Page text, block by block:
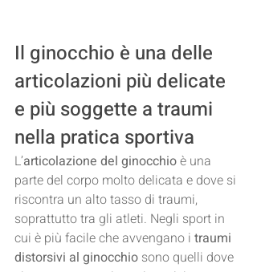
Il ginocchio è una delle
articolazioni più delicate
e più soggette a traumi
nella pratica sportiva
L’articolazione del ginocchio è una
parte del corpo molto delicata e dove si
riscontra un alto tasso di traumi,
soprattutto tra gli atleti. Negli sport in
cui è più facile che avvengano i traumi
distorsivi al ginocchio sono quelli dove